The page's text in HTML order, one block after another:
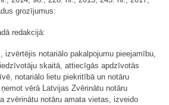
grozījumus:
redakcijā:
izvērtējis notariālo pakalpojumu pieejamību,
skaitā, attiecīgās apdzīvotās
notariālo lietu piekritībā un notāru
vērā Latvijas Zvērinātu notāru
zvērinātu notāru amata vietas, izveido